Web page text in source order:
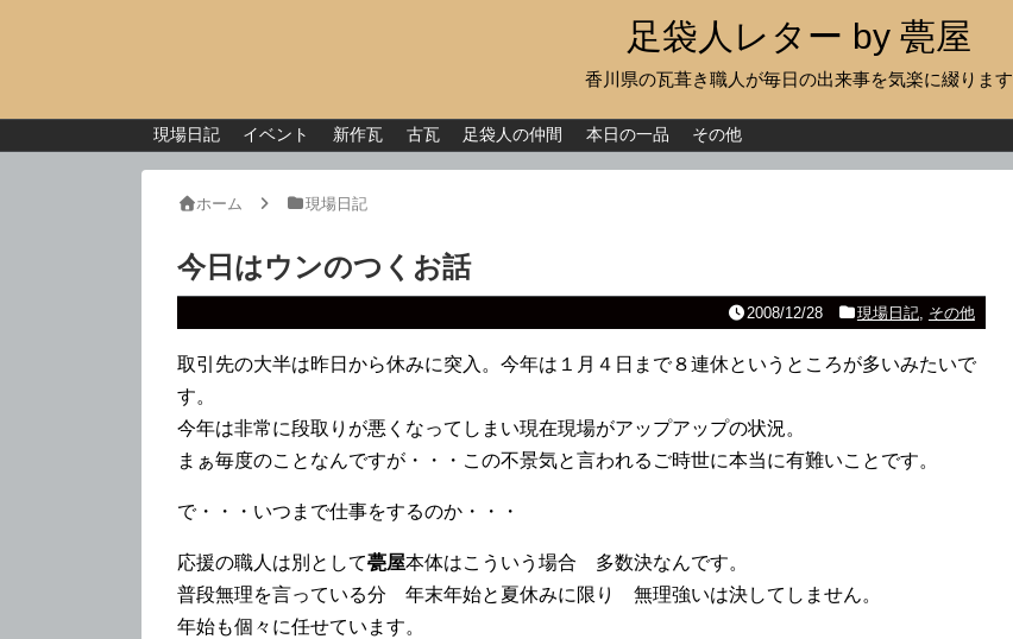
足袋人レター by 甍屋
香川県の瓦葺き職人が毎日の出来事を気楽に綴ります
現場日記 イベント 新作瓦 古瓦 足袋人の仲間 本日の一品 その他
ホーム 現場日記
今日はウンのつくお話
2008/12/28 現場日記, その他
取引先の大半は昨日から休みに突入。今年は１月４日まで８連休というところが多いみたいで
す。
今年は非常に段取りが悪くなってしまい現在現場がアップアップの状況。
まぁ毎度のことなんですが・・・この不景気と言われるご時世に本当に有難いことです。
で・・・いつまで仕事をするのか・・・
応援の職人は別として甍屋本体はこういう場合 多数決なんです。
普段無理を言っている分 年末年始と夏休みに限り 無理強いは決してしません。
年始も個々に任せています。
現場日記
イベント
本日の一品